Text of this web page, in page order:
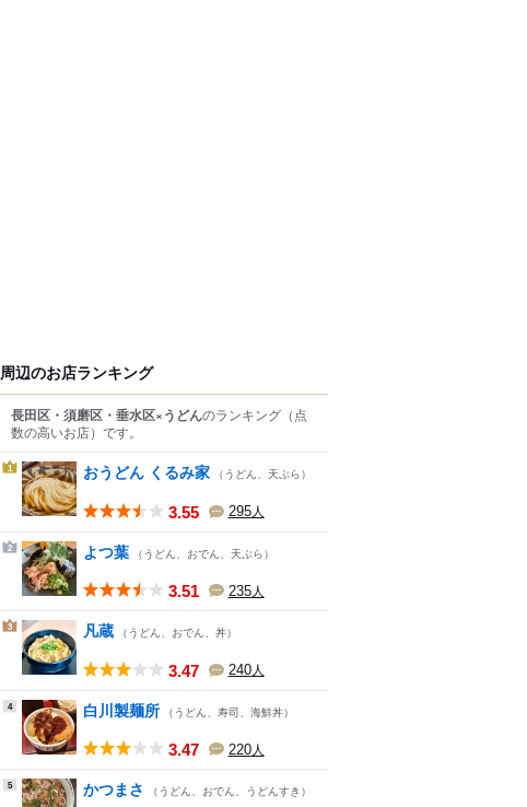
周辺のお店ランキング
長田区・須磨区・垂水区×うどんのランキング （点
数の高いお店） です。
1 おうどん くるみ家 （うどん、天ぷら）
3.55 295人
2 よつ葉 （うどん、おでん、天ぷら）
3.51 235人
3 凡蔵 （うどん、おでん、丼）
3.47 240人
4 白川製麺所 （うどん、寿司、海鮮丼）
3.47 220人
5 かつまさ （うどん、おでん、うどんすき）